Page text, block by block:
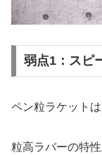
弱点1：スピ
ペン粒ラケット
粒高ラバーの特